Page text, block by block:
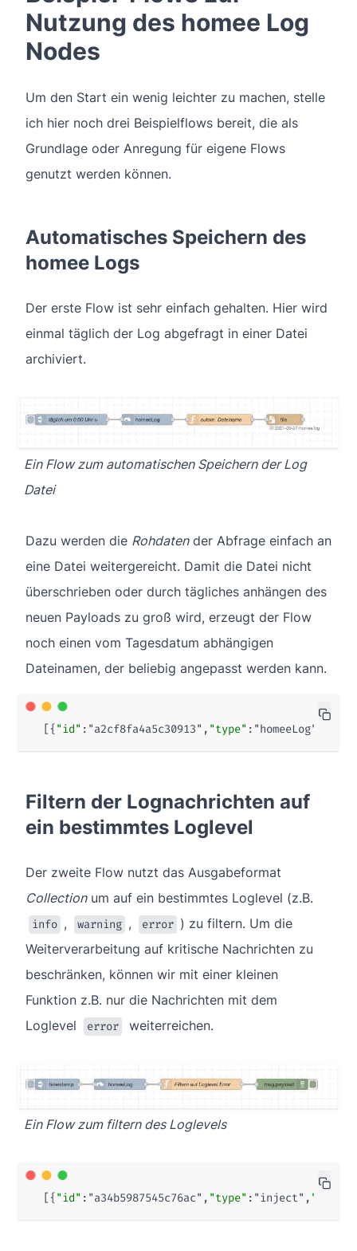
Nutzung des homee Log
Nodes
Um den Start ein wenig leichter zu machen, stelle
ich hier noch drei Beispielflows bereit, die als
Grundlage oder Anregung für eigene Flows
genutzt werden können.
Automatisches Speichern des
homee Logs
Der erste Flow ist sehr einfach gehalten. Hier wird
einmal täglich der Log abgefragt in einer Datei
archiviert.
Ein Flow zum automatischen Speichern der Log
Datei
Dazu werden die Rohdatender Abfrage einfach an
eine Datei weitergereicht. Damit die Datei nicht
überschrieben oder durch tägliches anhängen des
neuen Payloads zu groß wird, erzeugt der Flow
noch einen vom Tagesdatum abhängigen
Dateinamen, der beliebig angepasst werden kann.
[{ "id" : "a2cf8fa4a5c30913" , "type" : "homeeLog"
Filtern der Lognachrichten auf
ein bestimmtes Loglevel
Der zweite Flow nutzt das Ausgabeformat
Collectionum auf ein bestimmtes Loglevel (z.B.
info , warning , error ) zu filtern. Um die
Weiterverarbeitung auf kritische Nachrichten zu
beschränken, können wir mit einer kleinen
Funktion z.B. nur die Nachrichten mit dem
Loglevel
error weiterreichen.
Ein Flow zum filtern des Loglevels
[{ "id" : "a34b5987545c76ac" , "type" : "inject" , "z"